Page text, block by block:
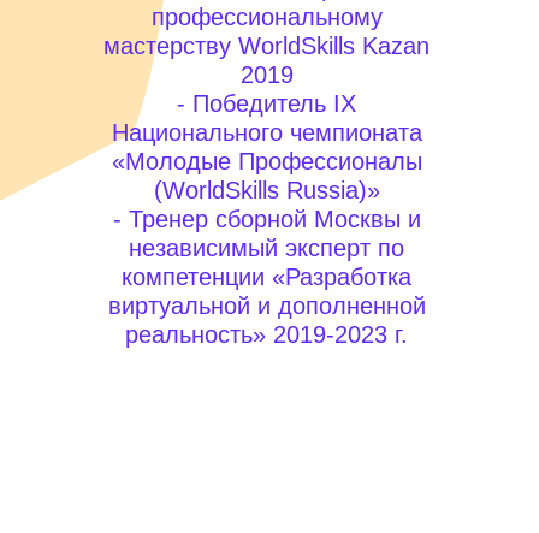
профессиональному
мастерству WorldSkills Kazan
2019
- Победитель IX
Национального чемпионата
«Молодые Профессионалы
(WorldSkills Russia)»
- Тренер сборной Москвы и
независимый эксперт по
компетенции «Разработка
виртуальной и дополненной
реальность» 2019-2023 г.